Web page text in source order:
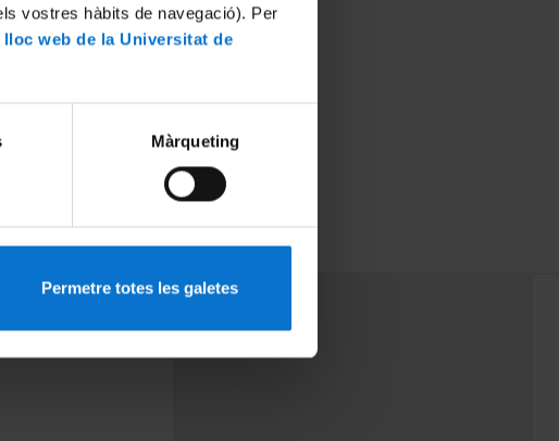
vostres hàbits de navegació). Per
web de la Universitat de
Màrqueting
Permetre totes les galetes
PEU 3